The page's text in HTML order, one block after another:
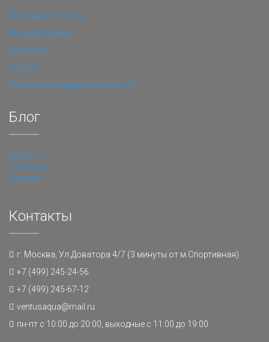
Доставка и оплата
Личный кабинет
Контакты
Услуги
Политика конфиденциальности
Блог
Новости
Полезное
Галерея
Контакты
г. Москва, Ул.Доватора 4/7 (3 минуты от м.Спортивная)
+7 (499) 245-24-56
+7 (499) 245-67-12
ventusaqua@mail.ru
пн-пт с 10:00 до 20:00, выходные с 11:00 до 19:00